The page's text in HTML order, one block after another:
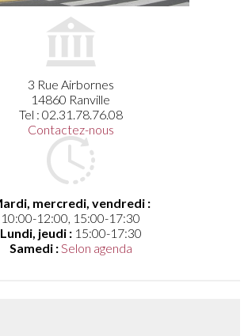
3 Rue Airbornes
14860 Ranville
Tel : 02.31.78.76.08
Contactez-nous
mercredi, vendredi :
10:00-12:00, 15:00-17:30
Lundi, jeudi :15:00-17:30
Samedi :Selon agenda